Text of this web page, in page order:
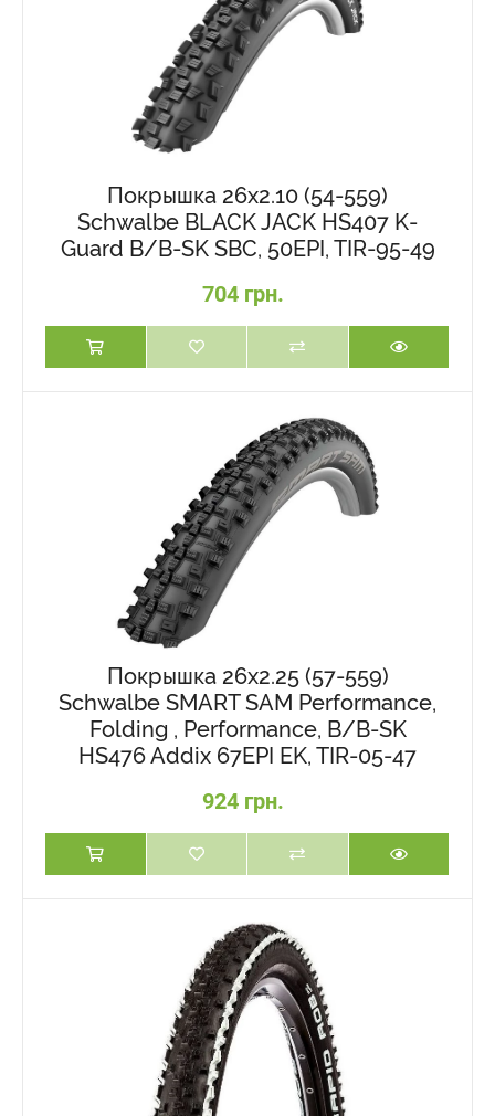
Покрышка 26x2.10 (54-559)
Schwalbe BLACK JACK HS407 K-
Guard B/B-SK SBC, 50EPI, TIR-95-49
704 грн.
Покрышка 26x2.25 (57-559)
Schwalbe SMART SAM Performance,
Folding , Performance, B/B-SK
HS476 Addix 67EPI EK, TIR-05-47
924 грн.